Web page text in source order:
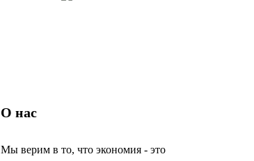
О нас
Мы верим в то, что экономия - это